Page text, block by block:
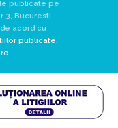
publicate pe
3, Bucuresti
acord cu
publicate.